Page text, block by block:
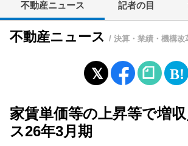
不動産ニュース 記者の目
不動産ニュース / 決算・業績・機構改
家賃単価等の上昇等で増
ス26年3月期